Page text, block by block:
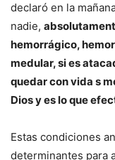
declaró en la
nadie,
hemorrágico,
medular, si es
quedar con vida s
Dios y es lo que
Estas condiciones
determinantes para